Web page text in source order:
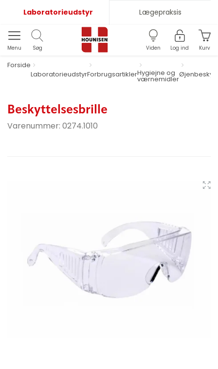
Laboratorieudstyr Lægepraksis
Menu Søg Viden Log ind Kurv
Forside
LaboratorieudstyrForbrugsartiklerHygiejne og
værnemidler
Beskyttelsesbrille
Varenummer: 0274.1010